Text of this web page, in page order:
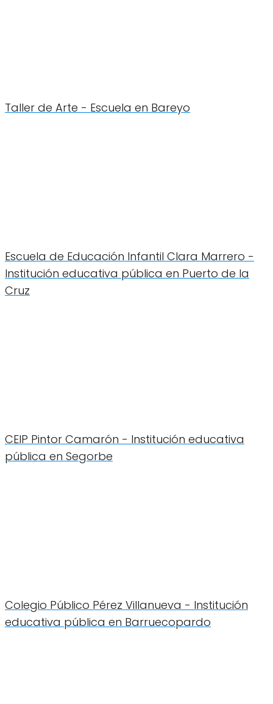
Taller de Arte - Escuela en Bareyo
Escuela de Educación Infantil Clara Marrero -
Institución educativa pública en Puerto de la
Cruz
CEIP Pintor Camarón - Institución educativa
pública en Segorbe
Colegio Público Pérez Villanueva - Institución
educativa pública en Barruecopardo